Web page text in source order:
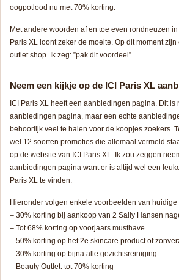
oogpotlood nu met 70% korting.
Met andere woorden af en toe even rondneuzen
Paris XL loont zeker de moeite. Op dit moment
outlet shop. Ik zeg: ”pak dit voordeel”.
Neem een kijkje op de ICI Paris XL
ICI Paris XL heeft een aanbiedingen pagina. Dit is
aanbiedingen pagina, maar een echte
behoorlijk veel te halen voor de koopjes zoekers.
wel 12 soorten promoties die allemaal vermeld
op de website van ICI Paris XL. Ik zou zeggen
aanbiedingen pagina want er is altijd wel een
Paris XL te vinden.
Hieronder volgen enkele voorbeelden van huidige
– 30% korting bij aankoop van 2 Sally Hansen
– Tot 68% korting op voorjaars musthave
– 50% korting op het 2e skincare product of
– 30% korting op bijna alle gezichtsreiniging
– Beauty Outlet: tot 70% korting